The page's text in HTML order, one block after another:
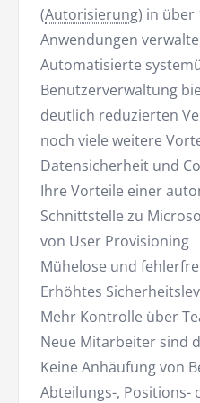
(Autorisierung) in über
Anwendungen
Automatisierte
Benutzerverwaltung
deutlich reduzierten
noch viele weitere
Datensicherheit und
Ihre Vorteile einer
Schnittstelle zu
von User Provisioning
Mühelose und
Erhöhtes
Mehr Kontrolle über
Neue Mitarbeiter sind
Keine Anhäufung von
Abteilungs-, Positions-